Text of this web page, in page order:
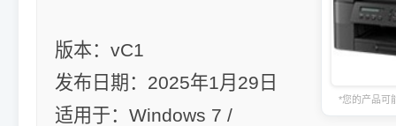
*您的产品可
版本：vC1
发布日期：2025年1月29日
适用于：Windows 7 /